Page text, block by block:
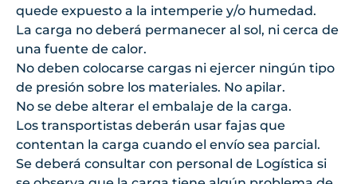
quede expuesto a la intemperie y/o humedad.
La carga no deberá permanecer al sol, ni cerca de
una fuente de calor.
No deben colocarse cargas ni ejercer ningún tipo
de presión sobre los materiales. No apilar.
No se debe alterar el embalaje de la carga.
Los transportistas deberán usar fajas que
contentan la carga cuando el envío sea parcial.
Se deberá consultar con personal de Logística si